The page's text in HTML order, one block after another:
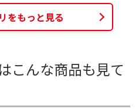
をもっと見る
こんな商品も見て